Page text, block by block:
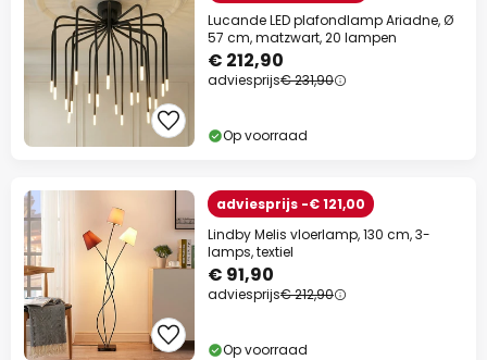
Lucande LED plafondlamp Ariadne, Ø
57 cm, matzwart, 20 lampen
€ 212,90
adviesprijs€ 231,90
Op voorraad
adviesprijs -€ 121,00
Lindby Melis vloerlamp, 130 cm, 3-
lamps, textiel
€ 91,90
adviesprijs€ 212,90
Op voorraad